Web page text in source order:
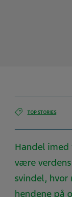
TOP STORIES
Handel
være
svindel, hvor
hendene på